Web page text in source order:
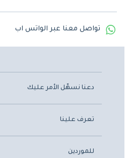
تواصل معنا عبر الواتس اب
دعنا نسهّل الأمر عليك
تعرف علينا
للموردين